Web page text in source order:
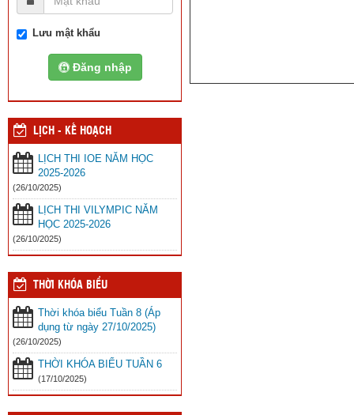
Lưu mật khẩu
Đăng nhập
LỊCH - KẾ HOẠCH
LỊCH THI IOE NĂM HỌC
2025-2026
(26/10/2025)
LỊCH THI VILYMPIC NĂM
HỌC 2025-2026
(26/10/2025)
THỜI KHÓA BIỂU
Thời khóa biểu Tuần 8 (Áp
dụng từ ngày 27/10/2025)
(26/10/2025)
THỜI KHÓA BIỂU TUẦN 6
(17/10/2025)